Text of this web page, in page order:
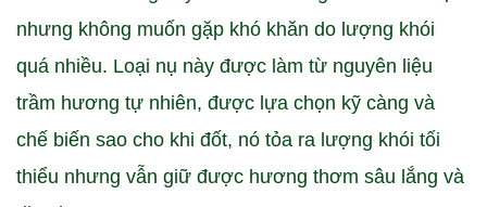
nhưng không muốn gặp khó khăn do lượng khói
quá nhiều. Loại nụ này được làm từ nguyên liệu
trầm hương tự nhiên, được lựa chọn kỹ càng và
chế biến sao cho khi đốt, nó tỏa ra lượng khói tối
thiểu nhưng vẫn giữ được hương thơm sâu lắng và